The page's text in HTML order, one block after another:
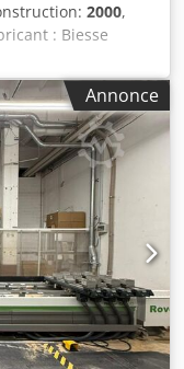
2000,
: Biesse
CNI XNC Zone
axe Y : 1300 mm
C Table avec 6
à vide 1
tr/min) avec
ISO 30 Système
8 emplacements
équipée de :
horizontales (axe
(axe Y)
à l’avant Pompe
TROUVE ENCORE
de fabrication :
Annonce